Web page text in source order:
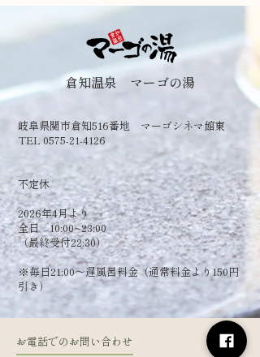
倉知温泉 マーゴの湯
岐阜県関市倉知516番地 マーゴシネマ館東
TEL 0575-21-4126
​不定休
2026年4月より
全日 10:00~23:00
（最終受付22:30）
​※毎日21:00～遅風呂料金（通常料金より150円
引き）
お電話でのお問い合わせ